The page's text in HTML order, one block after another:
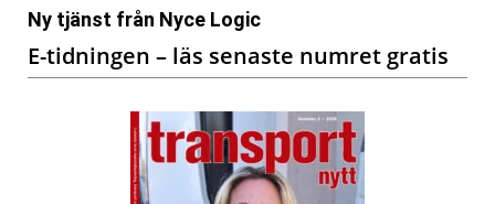
Ny tjänst från Nyce Logic
E-tidningen – läs senaste numret gratis